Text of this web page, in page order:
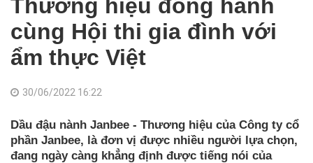
Thương hiệu đồng hành
cùng Hội thi gia đình với
ẩm thực Việt
30/06/2022 16:22
Dầu đậu nành Janbee - Thương hiệu của Công ty cổ
phần Janbee, là đơn vị được nhiều người lựa chọn,
đang ngày càng khẳng định được tiếng nói của